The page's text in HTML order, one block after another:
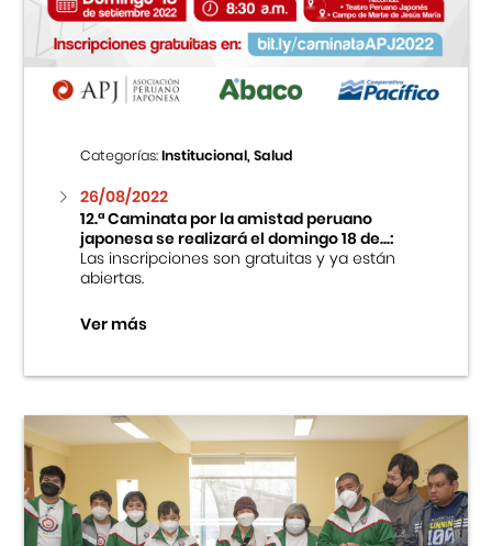
Centro Cultural Peruano Japonés
Cursos
Museo de la Inmigración Japonesa
Fondo Editorial
Teatro Peruano Japonés
Categorías:Institucional, Salud
26/08/2022
12.ª Caminata por la amistad peruano
japonesa se realizará el domingo 18 de...:
Las inscripciones son gratuitas y ya están
abiertas.
Ver más